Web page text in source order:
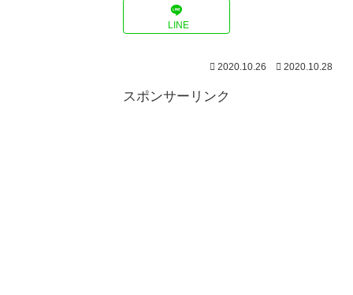
LINE
2020.10.26 2020.10.28
スポンサーリンク